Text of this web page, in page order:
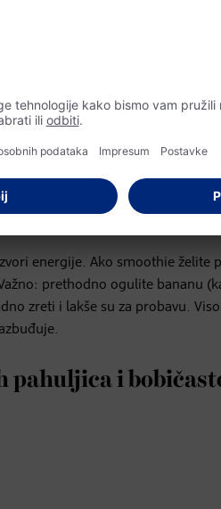
Smoothie na hladnome može
energije. Ako smoothie želite
prethodno ogulite bananu
zreti i lakše su za probavu.
pahuljica i